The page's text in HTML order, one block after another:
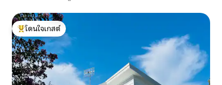
โดนใจเกสต์ที่สุด
โดนใจเกสต์